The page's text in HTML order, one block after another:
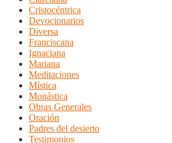
Cristocéntrica
Devocionarios
Diversa
Franciscana
Ignaciana
Mariana
Meditaciones
Mística
Monástica
Obras Generales
Oración
Padres del desierto
Testimonios